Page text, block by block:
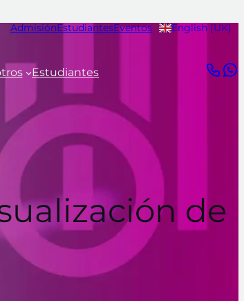
AdmisiónEstudiantesEventos English (UK)
Estudiantes
de